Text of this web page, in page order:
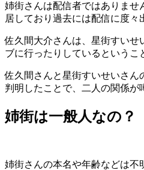
姉街さんは配信者ではありませ
居しており過去には配信に度々
佐久間大介さんは、星街すいせ
ブに行ったりしているというこ
佐久間さんと星街すいせいさん
判明したことで、二人の関係が
姉街は一般人なの？
姉街さんの本名や年齢などは不